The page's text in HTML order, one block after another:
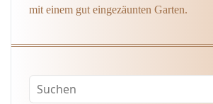
mit einem gut eingezäunten Garten.